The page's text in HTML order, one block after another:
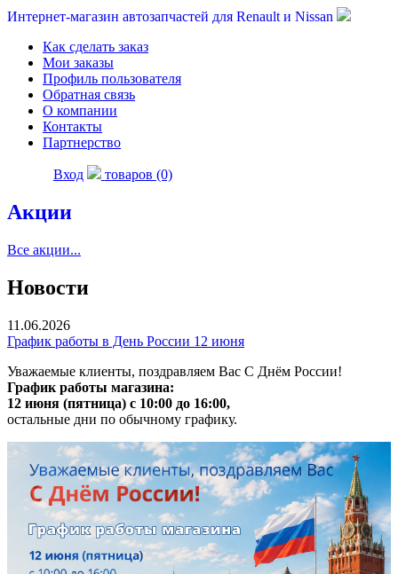
Интернет-магазин автозапчастей для Renault и Nissan
Как сделать заказ
Мои заказы
Профиль пользователя
Обратная связь
О компании
Контакты
Партнерство
Вход товаров (0)
Акции
Все акции...
Новости
11.06.2026
График работы в День России 12 июня
Уважаемые клиенты, поздравляем Вас С Днём России!
График работы магазина:
12 июня (пятница) с 10:00 до 16:00,
остальные дни по обычному графику.